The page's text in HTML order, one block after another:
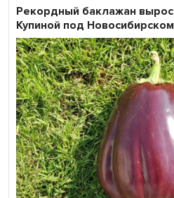
Рекордный баклажан
Купиной под Новосибирском